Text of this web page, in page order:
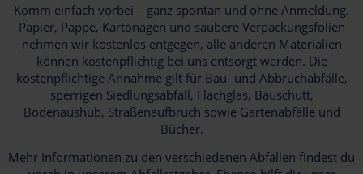
Komm einfach vorbei – ganz spontan und ohne Anmeldung.
Papier, Pappe, Kartonagen und saubere Verpackungsfolien
nehmen wir kostenlos entgegen, alle anderen Materialien
können kostenpflichtig bei uns entsorgt werden. Die
kostenpflichtige Annahme gilt für Bau- und Abbruchabfälle,
sperrigen Siedlungsabfall, Flachglas, Bauschutt,
Bodenaushub, Straßenaufbruch sowie Gartenabfälle und
Bücher.
Mehr Informationen zu den verschiedenen Abfällen findest du